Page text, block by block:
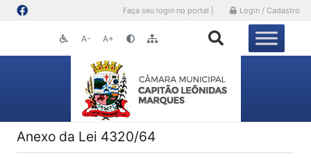
Faça seu login no portal | Login / Cadastro
A- A+
Anexo da Lei 4320/64